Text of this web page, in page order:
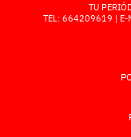
TU
TEL: 664209619 | E-